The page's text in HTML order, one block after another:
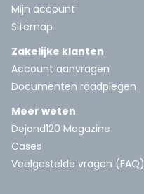
Mijn account
Sitemap
Zakelijke klanten
Account aanvragen
Documenten raadplegen
Meer weten
Dejond120 Magazine
Cases
Veelgestelde vragen (FAQ)